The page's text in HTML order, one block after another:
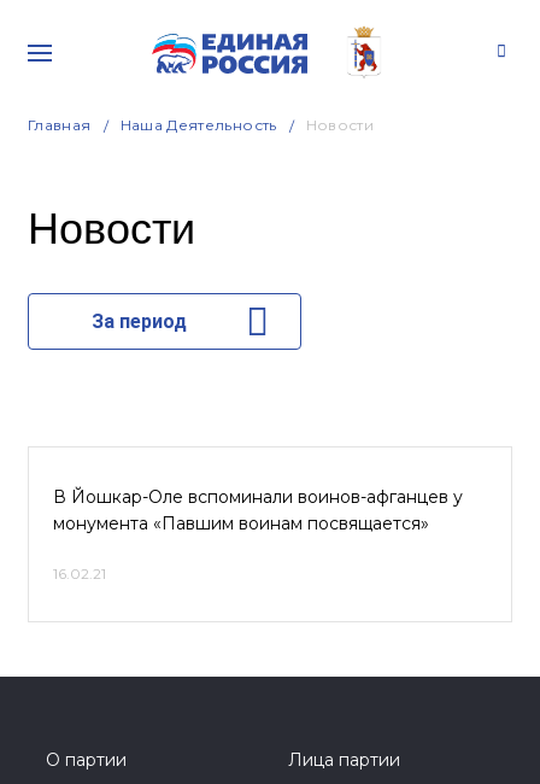
Главная Наша Деятельность Новости
Новости
За период
В Йошкар-Оле вспоминали воинов-афганцев у
монумента «Павшим воинам посвящается»
16.02.21
О партии
Лица партии